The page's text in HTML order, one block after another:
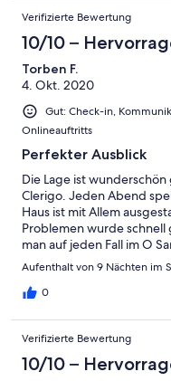
Verifizierte Bewertung
10/10 –
Torben F.
4. Okt. 2020
Gut: Check-in,
Onlineauftritts
Perfekter Ausblick
Die Lage ist
Clerigo. Jeden Abend
Haus ist mit Allem
Problemen wurde schnell
man auf jeden Fall im O
Aufenthalt von 9 Nächten im
0
Verifizierte Bewertung
10/10 –